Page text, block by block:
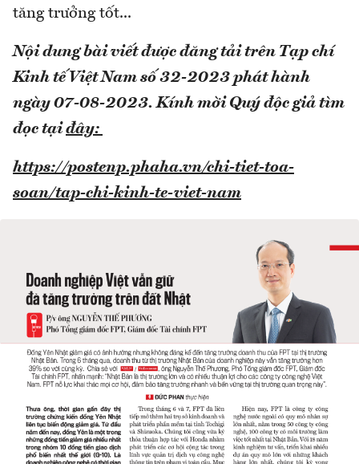
tăng trưởng tốt...
Nội dung bài viết được đăng tải trên Tạp chí
Kinh tế Việt Nam số 32-2023 phát hành
ngày 07-08-2023.Kính mời Quý độc giả tìm
đọc tại đây:
https://postenp.phaha.vn/chi-tiet-toa-
soan/tap-chi-kinh-te-viet-nam